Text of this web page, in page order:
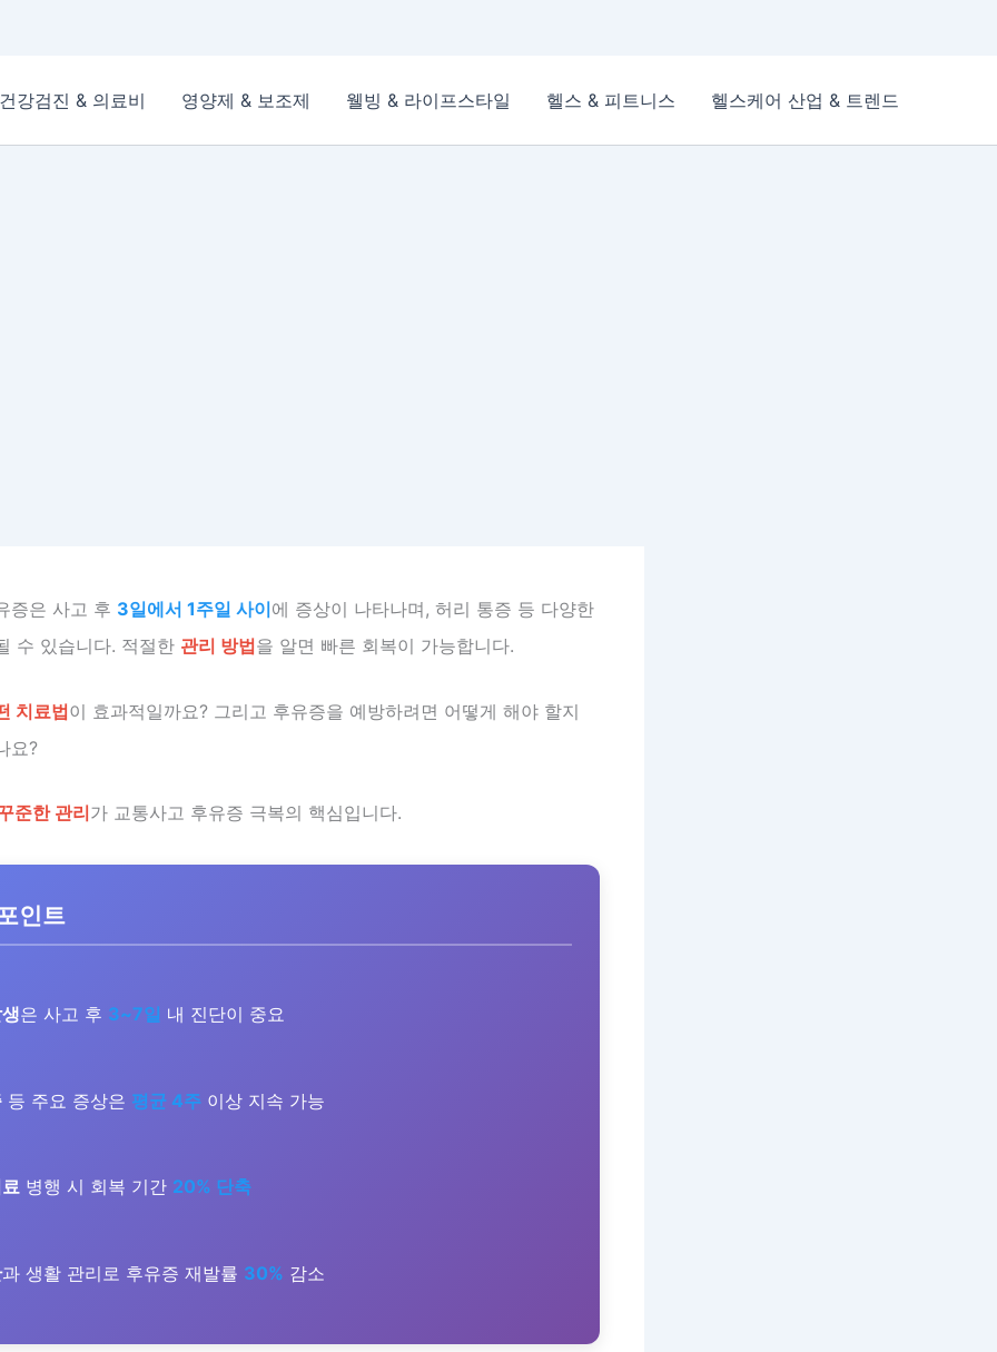
건강검진 & 의료비 영양제 & 보조제 웰빙 & 라이프스타일 헬스 & 피트니스 헬스케어 산업 & 트렌드
증은 사고 후 3일에서 1주일 사이에 증상이 나타나며, 허리 통증 등 다양한
수 있습니다. 적절한 관리 방법을 알면 빠른 회복이 가능합니다.
치료법이 효과적일까요? 그리고 후유증을 예방하려면 어떻게 해야 할지
요?
준한 관리가 교통사고 후유증 극복의 핵심입니다.
인트
은 사고 후 3~7일 내 진단이 중요
등 주요 증상은 평균 4주 이상 지속 가능
병행 시 회복 기간 20% 단축
과 생활 관리로 후유증 재발률 30% 감소